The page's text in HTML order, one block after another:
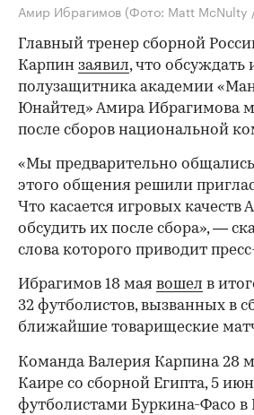
Амир Ибрагимов (Фото: Matt McNulty
Главный тренер сборной
Карпин заявил, что обсуждать
полузащитника академии
Юнайтед» Амира Ибрагимова
после сборов национальной
«Мы предварительно
этого общения решили
Что касается игровых качеств
обсудить их после сбора», —
слова которого приводит
Ибрагимов 18 мая вошел в
32 футболистов, вызванных в
ближайшие товарищеские
Команда Валерия Карпина 28
Каире со сборной Египта, 5
футболистами Буркина-Фасо в